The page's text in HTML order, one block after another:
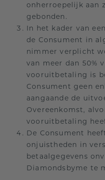
onherroepelijk aan
gebonden.
In het kader van
de Consument in
nimmer verplicht
van meer dan 50%
vooruitbetaling is
Consument geen
aangaande de
Overeenkomst,
vooruitbetaling
De Consument
onjuistheden in
betaalgegevens
Diamondsbyme te